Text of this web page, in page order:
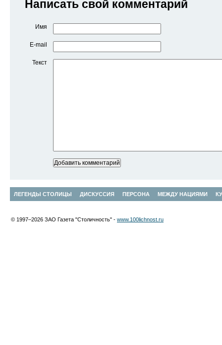
Написать свой комментарий
Имя
E-mail
Текст
ЛЕГЕНДЫ СТОЛИЦЫ ДИСКУССИЯ ПЕРСОНА МЕЖДУ НАЦИЯМИ
© 1997–2026 ЗАО Газета "Столичность" - www.100lichnost.ru